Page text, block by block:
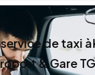
de taxi
& Gare